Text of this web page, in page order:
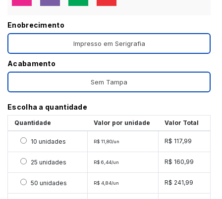
Enobrecimento
Impresso em Serigrafia
Acabamento
Sem Tampa
Escolha a quantidade
Quantidade Valor por unidade Valor Total
Selecionar 10 unidades
10 unidades R$ 11,80/un R$ 117,99
Selecionar 25 unidades
25 unidades R$ 6,44/un R$ 160,99
Selecionar 50 unidades
50 unidades R$ 4,84/un R$ 241,99